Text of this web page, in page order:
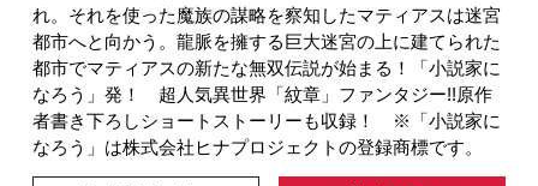
れ。それを使った魔族の謀略を察知したマティアスは迷宮
都市へと向かう。龍脈を擁する巨大迷宮の上に建てられた
都市でマティアスの新たな無双伝説が始まる！「小説家に
なろう」発！ 超人気異世界「紋章」ファンタジー!!原作
者書き下ろしショートストーリーも収録！ ※「小説家に
なろう」は株式会社ヒナプロジェクトの登録商標です。